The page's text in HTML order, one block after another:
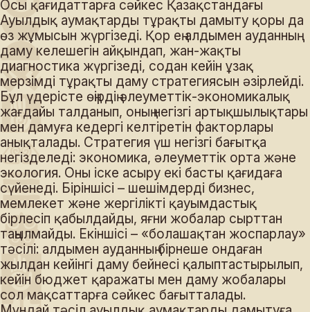
Осы қағидаттарға сәйкес Қазақстандағы
Ауылдық аумақтарды тұрақты дамыту қоры да
өз жұмысын жүргізеді. Қор ең алдымен ауданның
даму келешегін айқындап, жан-жақты
диагностика жүргізеді, содан кейін ұзақ
мерзімді тұрақты даму стратегиясын әзірлейді.
Бұл үдерісте өңірдің әлеуметтік-экономикалық
жағдайы талданып, оның негізгі артықшылықтары
мен дамуға кедергі келтіретін факторлары
анықталады. Стратегия үш негізгі бағытқа
негізделеді: экономика, әлеуметтік орта және
экология. Оны іске асыру екі басты қағидаға
сүйенеді. Біріншісі – шешімдерді бизнес,
мемлекет және жергілікті қауымдастық
бірлесіп қабылдайды, яғни жобалар сырттан
таңылмайды. Екіншісі – «болашақтан жоспарлау»
тәсілі: алдымен ауданның бірнеше ондаған
жылдан кейінгі даму бейнесі қалыптастырылып,
кейін бюджет қаражаты мен даму жобалары
сол мақсаттарға сәйкес бағытталады.